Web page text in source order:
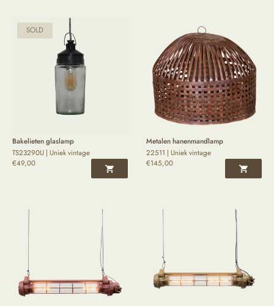
SOLD
Bakelieten glaslamp
TS23290U | Uniek vintage
€49,00
Metalen hanenmandlamp
22511 | Uniek vintage
€145,00